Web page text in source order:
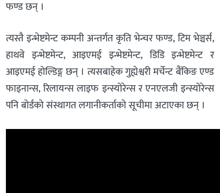
फण्ड छन् ।
त्यस्तै इन्भेष्टमेन्ट कम्पनी अन्तर्गत कृति भेन्चर फण्ड, टिम भेञ्चर्स,
हाथवे इन्भेष्टमेन्ट, आइएमई इन्भेष्टमेन्ट, डिडि इन्भेष्टमेन्ट र
आइएमई होल्डिङ्ग छन् । त्यसबाहेक गुह्येश्वरी मर्चेन्ट बैंकिङ एण्ड
फाइनान्स, रिलायन्स लाइफ इन्स्योरेन्स र एनएलजी इन्स्योरेन्स
पनि बोर्डको संस्थागत लगानीकर्ताको सूचीमा अटाएका छन् ।